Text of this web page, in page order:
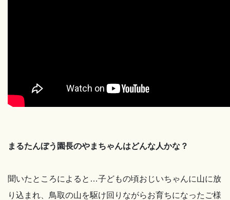
まるたんぼう園長のやまちゃんはどんな人かな？
聞いたところによると…子どもの頃おじいちゃんに山に放
り込まれ、鳥取の山を駆け回りながらお育ちになったご様